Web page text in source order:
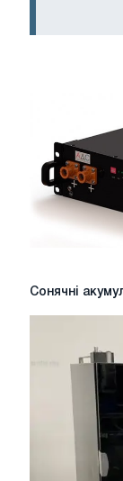
Сонячні
витрати
Сонячні